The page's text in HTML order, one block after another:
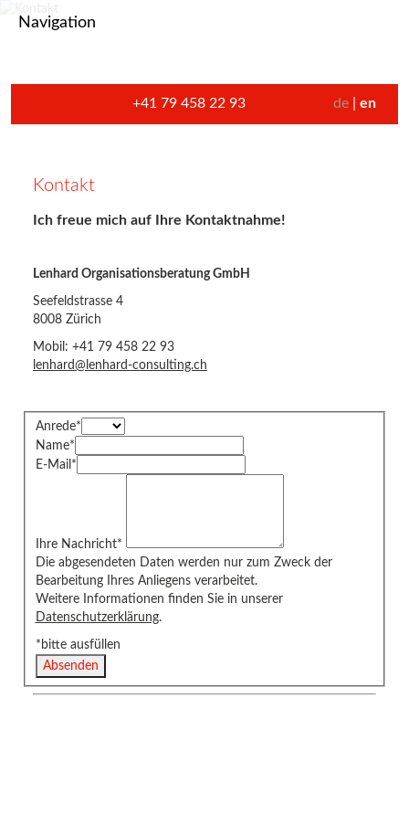
Navigation
+41 79 458 22 93 de en
Kontakt
Ich freue mich auf Ihre Kontaktnahme!
Lenhard Organisationsberatung GmbH
Seefeldstrasse 4
8008 Zürich
Mobil: +41 79 458 22 93
lenhard@lenhard-consulting.ch
Anrede*
Name*
E-Mail *
Ihre Nachricht*
Die abgesendeten Daten werden nur zum Zweck der
Bearbeitung Ihres Anliegens verarbeitet.
Weitere Informationen finden Sie in unserer
Datenschutzerklärung.
*bitte ausfüllen
Absenden